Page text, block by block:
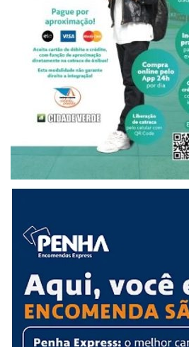
A banda nunca escondeu seu
inclusive um disco ao vivo oficial
apenas de Brazil. Na época a
no Domingão do Faustão e no
Groissmann. Colin Hay, o
carreira solo e a sua última
2011, tendo tocado inclusive no
UOL)
alexia artista
Men At Work